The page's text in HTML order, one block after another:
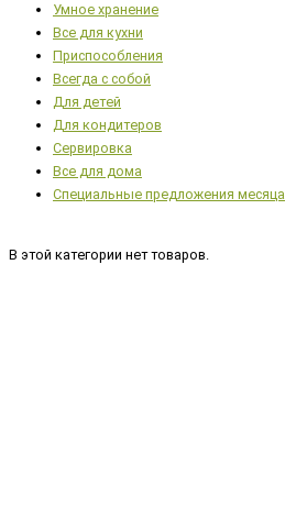
Умное хранение
Все для кухни
Приспособления
Всегда с собой
Для детей
Для кондитеров
Сервировка
Все для дома
Специальные предложения месяца
В этой категории нет товаров.